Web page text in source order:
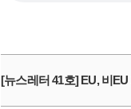
[뉴스레터 41호] EU, 비